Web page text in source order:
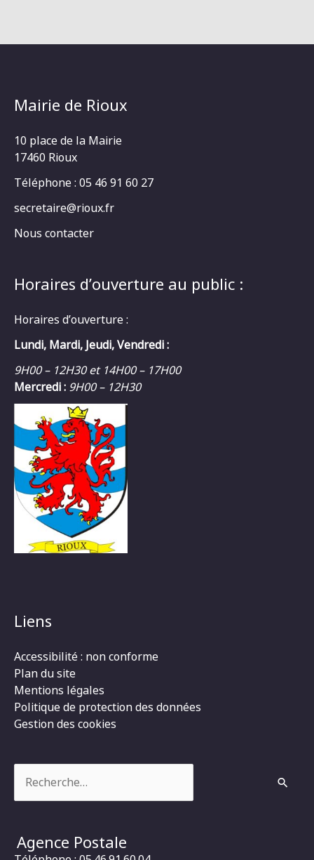
Mairie de Rioux
10 place de la Mairie
17460 Rioux
Téléphone : 05 46 91 60 27
secretaire@rioux.fr
Nous contacter
Horaires d’ouverture au public :
Horaires d’ouverture :
Lundi, Mardi, Jeudi, Vendredi :
9H00 – 12H30 et 14H00 – 17H00
Mercredi : 9H00 – 12H30
Liens
Accessibilité : non conforme
Plan du site
Mentions légales
Politique de protection des données
Gestion des cookies
Agence Postale